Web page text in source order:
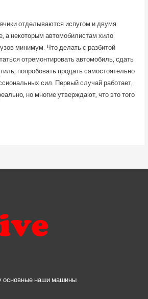
отделываются испугом и двумя
а некоторым автомобилистам хило
минимум. Что делать с разбитой
отремонтировать автомобиль, сдать
попробовать продать самостоятельно
сил. Первый случай работает,
но многие утверждают, что это того
основные наши машины